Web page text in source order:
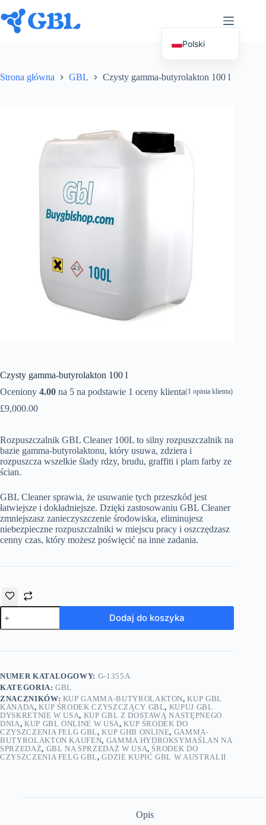
do
treści
Strona główna GBL Czysty gamma-butyrolakton 100 l
Czysty gamma-butyrolakton 100 l
Oceniony 4.00 na 5 na podstawie 1 oceny klienta(1 opinia klienta)
£9,000.00
Rozpuszczalnik GBL Cleaner 100L to silny rozpuszczalnik na
bazie gamma-butyrolaktonu, który usuwa, zdziera i
rozpuszcza wszelkie ślady rdzy, brudu, graffiti i plam farby ze
ścian.
GBL Cleaner sprawia, że usuwanie tych przeszkód jest
łatwiejsze i dokładniejsze. Dzięki zastosowaniu GBL Cleaner
zmniejszasz zanieczyszczenie środowiska, eliminujesz
niebezpieczne rozpuszczalniki w miejscu pracy i oszczędzasz
cenny czas, który możesz poświęcić na inne zadania.
ilość
Pure
Gamma-
100L
Dodaj do koszyka
NUMER KATALOGOWY: G-1355A
KATEGORIA:GBL
ZNACZNIKÓW: KUP GAMMA-BUTYROLAKTON,KUP GBL
KANADA,KUP ŚRODEK CZYSZCZĄCY GBL, KUPUJ GBL
DYSKRETNIE W USA, KUP GBL Z DOSTAWĄ NASTĘPNEGO
DNIA, KUP GBL ONLINE W USA,KUP ŚRODEK DO
CZYSZCZENIA FELG GBL,KUP GHB ONLINE, GAMMA-
BUTYROLAKTON KAUFEN, GAMMA HYDROKSYMAŚLAN NA
SPRZEDAŻ, GBL NA SPRZEDAŻ W USA, ŚRODEK DO
CZYSZCZENIA FELG GBL,GDZIE KUPIĆ GBL W AUSTRALII
Opis
Polski
Deutsch
Íslenska